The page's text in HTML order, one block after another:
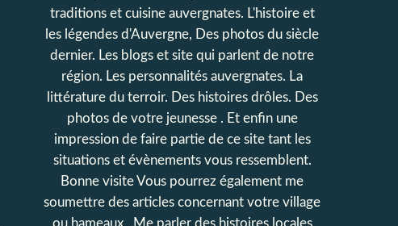
traditions et cuisine auvergnates. L'histoire et
les légendes d'Auvergne, Des photos du siècle
dernier. Les blogs et site qui parlent de notre
région. Les personnalités auvergnates. La
littérature du terroir. Des histoires drôles. Des
photos de votre jeunesse . Et enfin une
impression de faire partie de ce site tant les
situations et évènements vous ressemblent.
Bonne visite Vous pourrez également me
soumettre des articles concernant votre village
ou hameaux . Me parler des histoires locales